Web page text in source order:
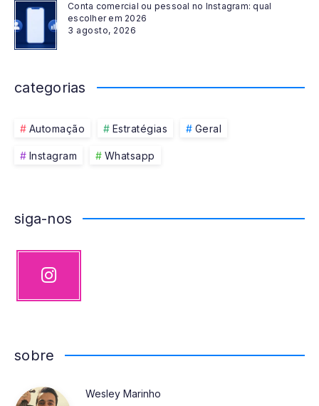
Conta comercial ou pessoal no Instagram: qual
escolher em 2026
3 agosto, 2026
categorias
Automação Estratégias Geral
Instagram Whatsapp
siga-nos
Instagram
Nossas
sobre
Wesley Marinho